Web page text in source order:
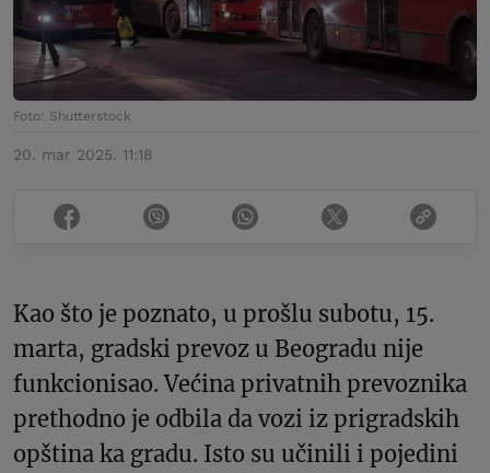
Foto: Shutterstock
20. mar 2025. 11:18
Kao što je poznato, u prošlu subotu, 15.
marta, gradski prevoz u Beogradu nije
funkcionisao. Većina privatnih prevoznika
prethodno je odbila da vozi iz prigradskih
opština ka gradu. Isto su učinili i pojedini